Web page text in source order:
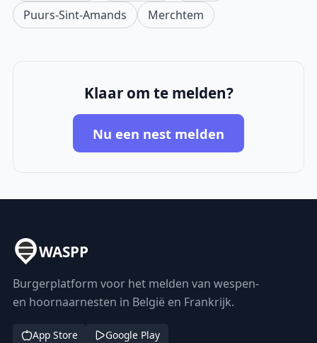
Puurs-Sint-Amands
Merchtem
Klaar om te melden?
Nu een nest melden
WASPP
Burgerplatform voor het melden van wespen-
en hoornaarnesten in België en Frankrijk.
App Store Google Play